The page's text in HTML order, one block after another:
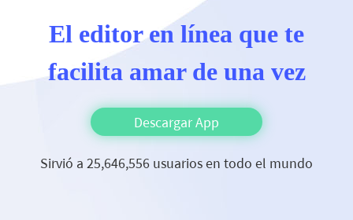
El editor en línea que te
facilita amar de una vez
Descargar App
Sirvió a 25,646,556 usuarios en todo el mundo